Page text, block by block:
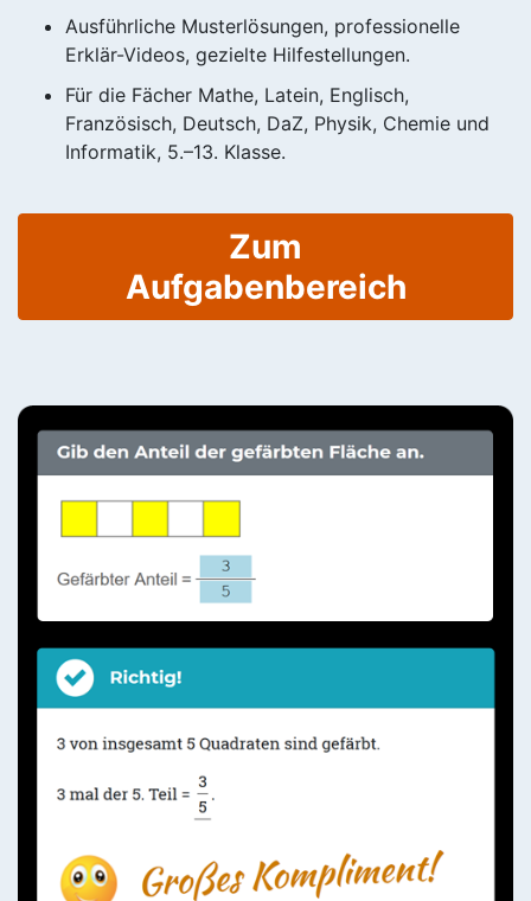
Ausführliche Musterlösungen, professionelle
Erklär-Videos, gezielte Hilfestellungen.
Für die Fächer Mathe, Latein, Englisch,
Französisch, Deutsch, DaZ, Physik, Chemie und
Informatik, 5.–13. Klasse.
Zum
Aufgabenbereich